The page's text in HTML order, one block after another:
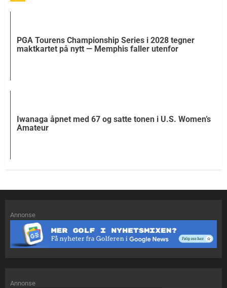
PGA Tourens Championship Series i 2028 tegner
maktkartet på nytt — Memphis faller utenfor
Iwanaga åpnet med 67 og satte tonen i U.S. Women’s
Amateur
Annonse
Annonse